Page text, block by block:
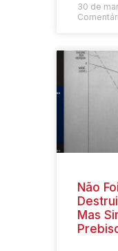
30 de
Não
Mas